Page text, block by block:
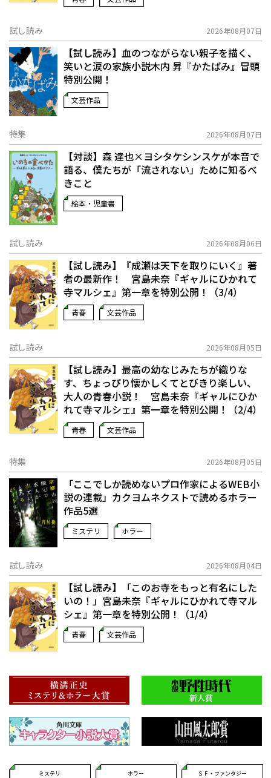
試し読み 2026年08月07日
【試し読み】血のつながらない親子を描く、
笑いと涙の家族小説――木内 昇『かたばみ』冒頭
特別公開！
文芸作品
特集 2026年08月07日
【対談】森 達也×ヨシタケシンスケが本音で
語る、僕たちが「流されない」ために知るべ
きこと
絵本・児童書
試し読み 2026年08月06日
【試し読み】『成瀬は天下を取りにいく』著
者の最新作！ 宮島未奈『ギャルにひかれて
寺マルシェ』第一章を特別公開！（3/4）
青春 文芸作品
試し読み 2026年08月05日
【試し読み】最高の幼なじみたちが織りな
す、ちょっぴり懐かしくてとびきり楽しい、
大人の青春小説！ 宮島未奈『ギャルにひか
れて寺マルシェ』第一章を特別公開！（2/4）
青春 文芸作品
特集 2026年08月05日
「ここでしか読めないプロ作家によるWEB小
説の連載」――カクヨムネクストで読めるホラー
作品5選
ミステリ ホラー
試し読み 2026年08月04日
【試し読み】「このお寺をもっと有名にした
いの！」宮島未奈『ギャルにひかれて寺マル
シェ』第一章を特別公開！（1/4）
青春 文芸作品
ミステリ ホラー ＳＦ・ファンタジー